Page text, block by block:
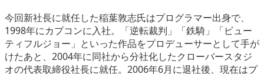
今回新社長に就任した稲葉敦志氏はプログラマー出身で、
1998年にカプコンに入社。「逆転裁判」「鉄騎」「ビュー
ティフルジョー」といった作品をプロデューサーとして手が
けたあと、2004年に同社から分社化したクローバースタジ
オの代表取締役社長に就任。2006年6月に退社後、現在はプ